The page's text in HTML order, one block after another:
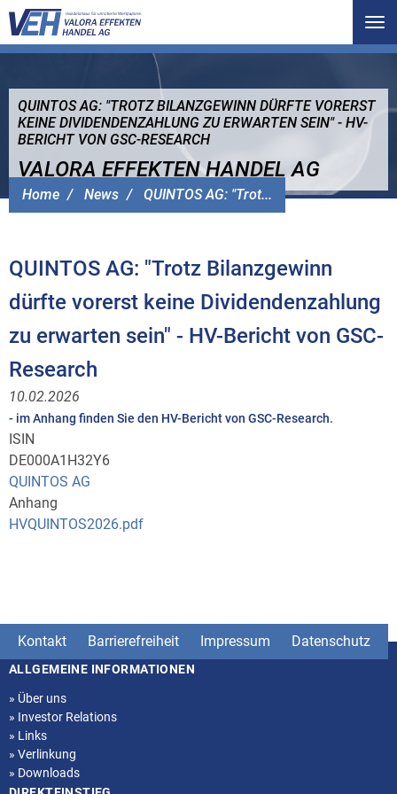
Home News QUINTOS AG: "Trot...
QUINTOS AG: "TROTZ BILANZGEWINN DÜRFTE VORERST
KEINE DIVIDENDENZAHLUNG ZU ERWARTEN SEIN" - HV-
BERICHT VON GSC-RESEARCH
VALORA EFFEKTEN HANDEL AG
QUINTOS AG: "Trotz Bilanzgewinn
dürfte vorerst keine Dividendenzahlung
zu erwarten sein" - HV-Bericht von GSC-
Research
10.02.2026
- im Anhang finden Sie den HV-Bericht von GSC-Research.
ISIN
DE000A1H32Y6
QUINTOS AG
Anhang
HVQUINTOS2026.pdf
Kontakt Barrierefreiheit Impressum Datenschutz
Seitenstruktur
ALLGEMEINE INFORMATIONEN
» Über uns
» Investor Relations
» Links
» Verlinkung
» Downloads